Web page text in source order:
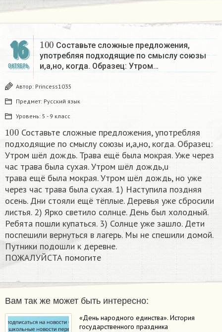
16
ОКТЯБРЬ
100
Составьте сложные предложения,
употребляя подходящие по смыслу союзы
и,а,но, когда. Образец: Утром…
Автор: Princess1035
Предмет: Русский язык
Уровень: 5 - 9 класс
100 Составьте сложные предложения, употребляя
подходящие по смыслу союзы и,а,но, когда. Образец:
Утром шёл дождь. Трава ещё была мокрая. Уже через
час трава была сухая. Утром шёл дождь,u
трава ещё была мокрая. Утром шёл дождь, но уже
через час трава была сухая. 1) Наступила поздняя
осень. Дни стояли ещё тёплые. Деревья уже сбросили
листья. 2) Ярко светило солнце. День был холодный.
Ребята пошли купаться. 3) Солнце уже зашло. Дети
поспешили вернуться в лагерь. Мы не спешили домой.
Путники подошли к деревне.
ПОЖАЛУЙСТА помогите ​
Вам так же может быть интересно:
«День народного единства». История
государственного праздника